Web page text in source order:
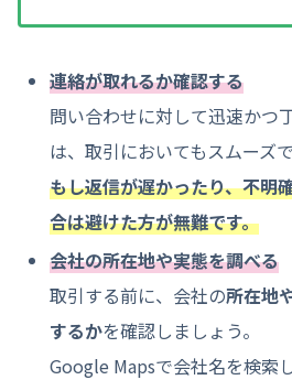
連絡が取れるか確認する
問い合わせに対して迅速かつ
は、取引においてもスムーズで
もし返信が遅かったり、不明
合は避けた方が無難です。
会社の所在地や実態を調べる
取引する前に、会社の所在地
するかを確認しましょう。
Google Mapsで会社名を検索